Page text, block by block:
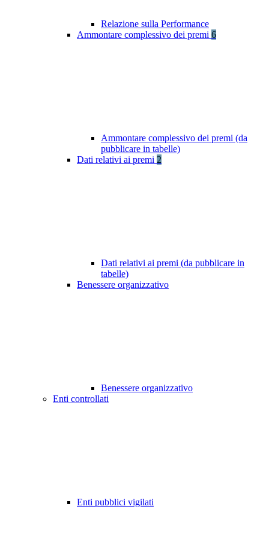
Relazione sulla Performance
Ammontare complessivo dei premi 6
Ammontare complessivo dei premi (da
pubblicare in tabelle)
Dati relativi ai premi 2
Dati relativi ai premi (da pubblicare in
tabelle)
Benessere organizzativo
Benessere organizzativo
Enti controllati
Enti pubblici vigilati